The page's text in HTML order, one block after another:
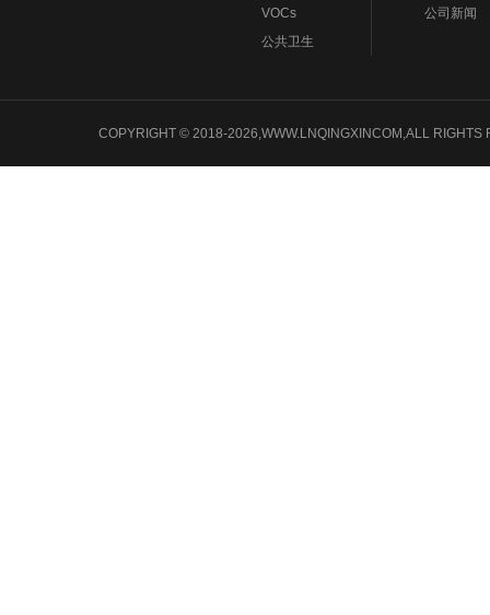
VOCs
公共卫生
公司新闻
COPYRIGHT © 2018-2026,WWW.LNQINGXINCOM,ALL